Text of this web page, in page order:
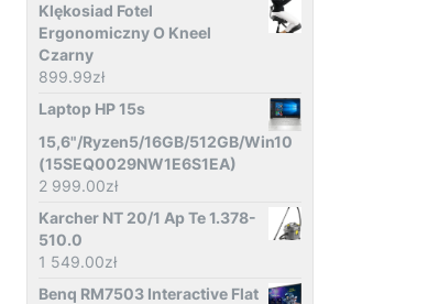
Klękosiad Fotel
Ergonomiczny O Kneel
Czarny
899.99zł
Laptop HP 15s
15,6"/Ryzen5/16GB/512GB/Win10
(15SEQ0029NW1E6S1EA)
2 999.00zł
Karcher NT 20/1 Ap Te 1.378-
510.0
1 549.00zł
Benq RM7503 Interactive Flat